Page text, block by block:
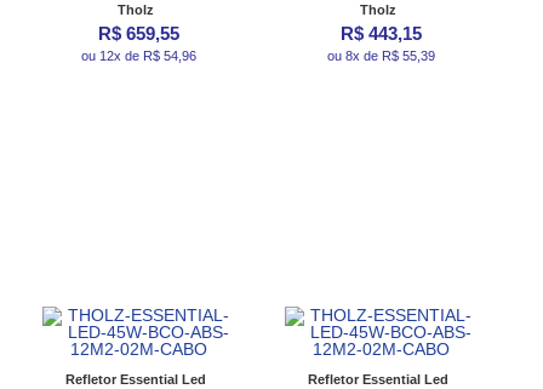
Tholz
R$ 659,55
ou 12x de R$ 54,96
Tholz
R$ 443,15
ou 8x de R$ 55,39
Refletor Essential Led
Refletor Essential Led